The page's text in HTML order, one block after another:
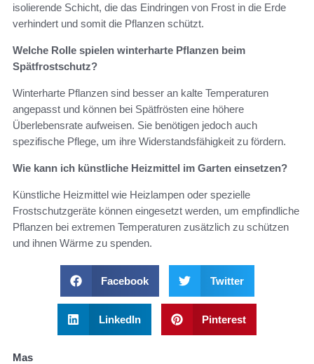
isolierende Schicht, die das Eindringen von Frost in die Erde
verhindert und somit die Pflanzen schützt.
Welche Rolle spielen winterharte Pflanzen beim
Spätfrostschutz?
Winterharte Pflanzen sind besser an kalte Temperaturen
angepasst und können bei Spätfrösten eine höhere
Überlebensrate aufweisen. Sie benötigen jedoch auch
spezifische Pflege, um ihre Widerstandsfähigkeit zu fördern.
Wie kann ich künstliche Heizmittel im Garten einsetzen?
Künstliche Heizmittel wie Heizlampen oder spezielle
Frostschutzgeräte können eingesetzt werden, um empfindliche
Pflanzen bei extremen Temperaturen zusätzlich zu schützen
und ihnen Wärme zu spenden.
Facebook Twitter
LinkedIn Pinterest
Mas